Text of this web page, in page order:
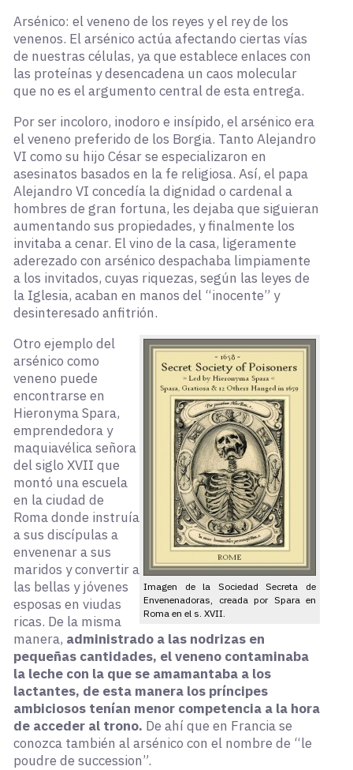
Arsénico: el veneno de los reyes y el rey de los
venenos. El arsénico actúa afectando ciertas vías
de nuestras células, ya que establece enlaces con
las proteínas y desencadena un caos molecular
que no es el argumento central de esta entrega.
Por ser incoloro, inodoro e insípido, el arsénico era
el veneno preferido de los Borgia. Tanto Alejandro
VI como su hijo César se especializaron en
asesinatos basados en la fe religiosa. Así, el papa
Alejandro VI concedía la dignidad o cardenal a
hombres de gran fortuna, les dejaba que siguieran
aumentando sus propiedades, y finalmente los
invitaba a cenar. El vino de la casa, ligeramente
aderezado con arsénico despachaba limpiamente
a los invitados, cuyas riquezas, según las leyes de
la Iglesia, acaban en manos del “inocente” y
desinteresado anfitrión.
Imagen de la Sociedad Secreta de
Envenenadoras, creada por Spara en
Roma en el s. XVII.
Otro ejemplo del
arsénico como
veneno puede
encontrarse en
Hieronyma Spara,
emprendedora y
maquiavélica señora
del siglo XVII que
montó una escuela
en la ciudad de
Roma donde instruía
a sus discípulas a
envenenar a sus
maridos y convertir a
las bellas y jóvenes
esposas en viudas
ricas. De la misma
manera, administrado a las nodrizas en
pequeñas cantidades, el veneno contaminaba
la leche con la que se amamantaba a los
lactantes, de esta manera los príncipes
ambiciosos tenían menor competencia a la hora
de acceder al trono. De ahí que en Francia se
conozca también al arsénico con el nombre de “le
poudre de succession”.